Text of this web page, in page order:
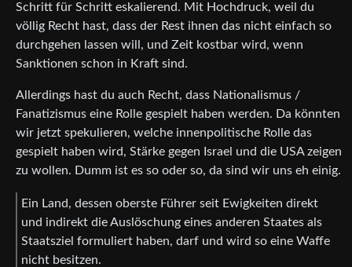
Schritt für Schritt eskalierend. Mit Hochdruck, weil du
völlig Recht hast, dass der Rest ihnen das nicht einfach so
durchgehen lassen will, und Zeit kostbar wird, wenn
Sanktionen schon in Kraft sind.
Allerdings hast du auch Recht, dass Nationalismus /
Fanatizismus eine Rolle gespielt haben werden. Da könnten
wir jetzt spekulieren, welche innenpolitische Rolle das
gespielt haben wird, Stärke gegen Israel und die USA zeigen
zu wollen. Dumm ist es so oder so, da sind wir uns eh einig.
Ein Land, dessen oberste Führer seit Ewigkeiten direkt
und indirekt die Auslöschung eines anderen Staates als
Staatsziel formuliert haben, darf und wird so eine Waffe
nicht besitzen.